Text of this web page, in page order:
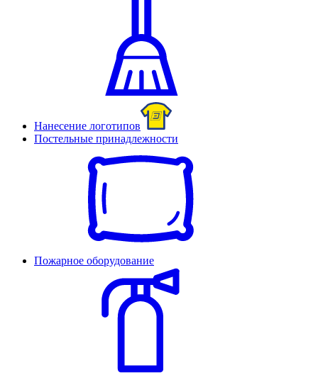
Нанесение логотипов
Постельные принадлежности
Пожарное оборудование